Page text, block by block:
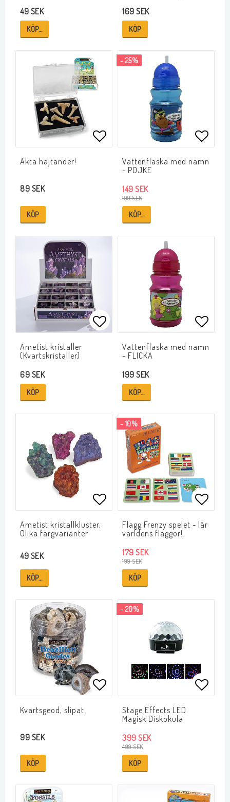
49 SEK
KÖP…
169 SEK
KÖP
Lägg till i favoritlistan
Äkta hajtänder!
89 SEK
KÖP
- 25%
Lägg
Vattenflaska med namn
- POJKE
199 SEK
149 SEK
KÖP…
Lägg till i favoritlistan
Ametist kristaller
(Kvartskristaller)
69 SEK
KÖP
Lägg
Vattenflaska med namn
- FLICKA
199 SEK
KÖP…
Lägg till i favoritlistan
Ametist kristallkluster,
Olika färgvarianter
49 SEK
KÖP…
- 10%
Lägg
Flagg Frenzy spelet - lär
världens flaggor!
199 SEK
179 SEK
KÖP
Lägg till i favoritlistan
Kvartsgeod, slipat
99 SEK
KÖP
- 20%
Stage Effects LED
Magisk Diskokula
499 SEK
399 SEK
KÖP